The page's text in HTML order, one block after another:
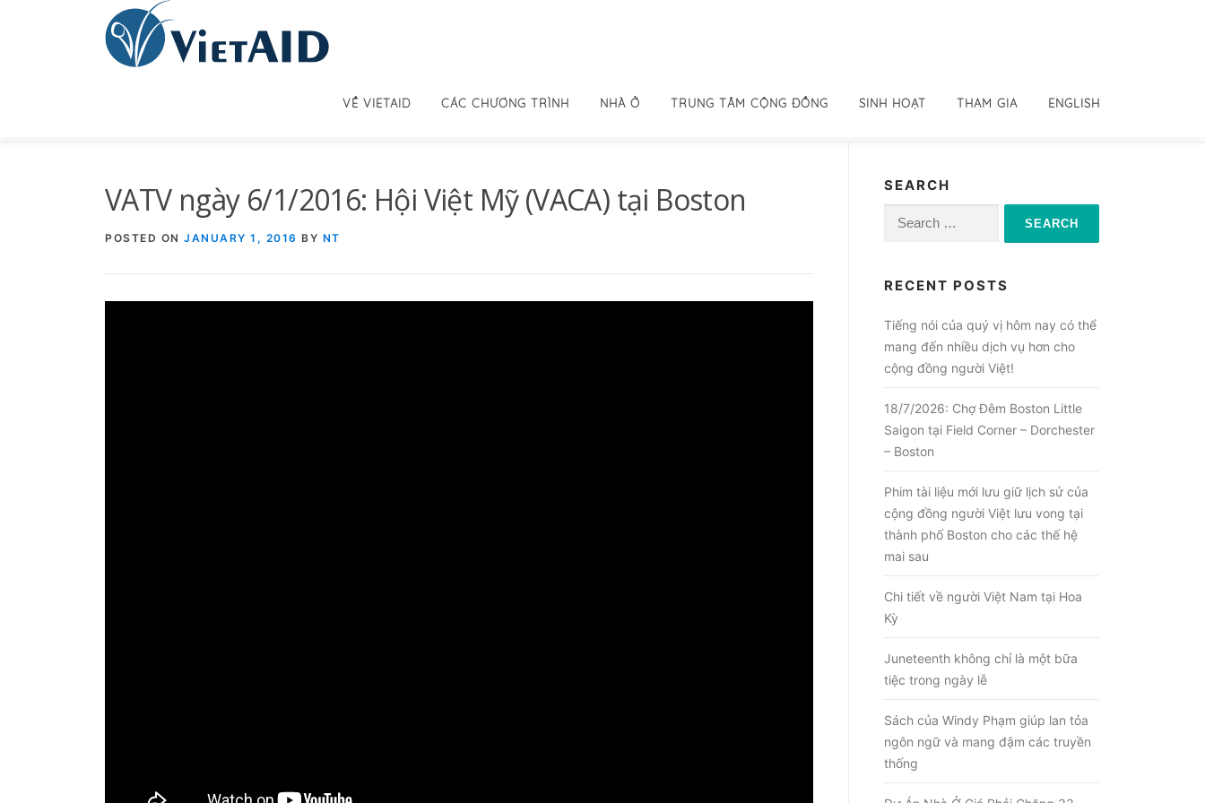
VỀ VIETAID CÁC CHƯƠNG TRÌNH NHÀ Ở TRUNG TÂM CỘNG ĐỒNG SINH HOẠT THAM GIA ENGLISH
VATV ngày 6/1/2016: Hội Việt Mỹ (VACA) tại Boston
POSTED ON JANUARY 1, 2016 BY NT
SEARCH
Search
RECENT POSTS
Tiếng nói của quý vị hôm nay có thể
mang đến nhiều dịch vụ hơn cho
cộng đồng người Việt!
18/7/2026: Chợ Đêm Boston Little
Saigon tại Field Corner – Dorchester
– Boston
Phim tài liệu mới lưu giữ lịch sử của
cộng đồng người Việt lưu vong tại
thành phố Boston cho các thế hệ
mai sau
Chi tiết về người Việt Nam tại Hoa
Kỳ
Juneteenth không chỉ là một bữa
tiệc trong ngày lễ
Sách của Windy Phạm giúp lan tỏa
ngôn ngữ và mang đậm các truyền
thống